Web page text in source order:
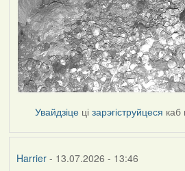
Увайдзіце цізарэгіструйцеся каб
Harrier- 13.07.2026 - 13:46